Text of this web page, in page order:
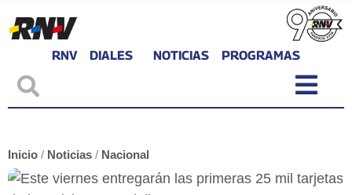
RNV DIALES NOTICIAS PROGRAMAS
Inicio / Noticias / Nacional